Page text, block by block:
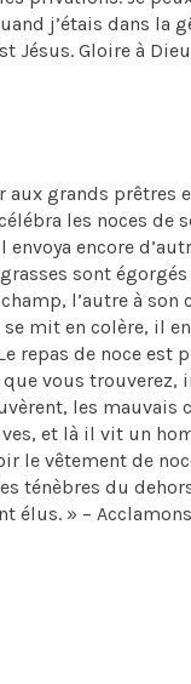
j’étais dans la
Gloire à
aux grands
les noces de
encore
sont égorgés
l’autre à
mit en colère, il
repas de noce est
vous trouverez,
les
et là il vit un
le vêtement de
ténèbres du
élus. » –